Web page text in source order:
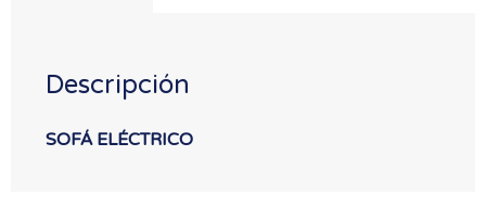
Descripción
SOFÁ ELÉCTRICO